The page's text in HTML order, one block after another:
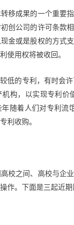
移成果的一个重要
创公司的许可条款
金或是股权的方式
使用权将被收回。
低的专利，有时会
构，以实现专利
随着人们对专利
利收购。
校之间、高校与企
作。下面是三起近